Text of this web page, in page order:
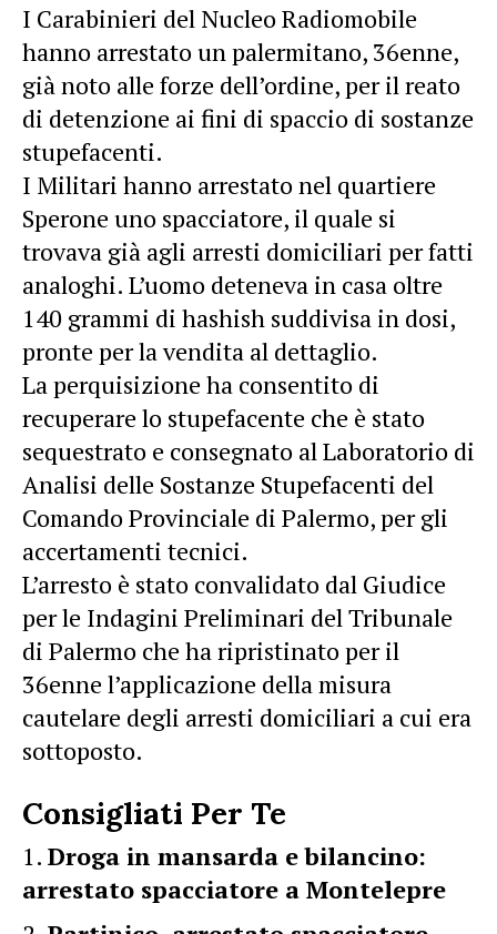
I Carabinieri del Nucleo Radiomobile
hanno arrestato un palermitano, 36enne,
già noto alle forze dell’ordine, per il reato
di detenzione ai fini di spaccio di sostanze
stupefacenti.
I Militari hanno arrestato nel quartiere
Sperone uno spacciatore, il quale si
trovava già agli arresti domiciliari per fatti
analoghi. L’uomo deteneva in casa oltre
140 grammi di hashish suddivisa in dosi,
pronte per la vendita al dettaglio.
La perquisizione ha consentito di
recuperare lo stupefacente che è stato
sequestrato e consegnato al Laboratorio di
Analisi delle Sostanze Stupefacenti del
Comando Provinciale di Palermo, per gli
accertamenti tecnici.
L’arresto è stato convalidato dal Giudice
per le Indagini Preliminari del Tribunale
di Palermo che ha ripristinato per il
36enne l’applicazione della misura
cautelare degli arresti domiciliari a cui era
sottoposto.
Consigliati Per Te
Droga in mansarda e bilancino:
arrestato spacciatore a Montelepre